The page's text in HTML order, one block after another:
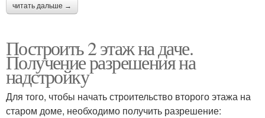
читать дальше →
Построить 2 этаж на даче.
Получение разрешения на
надстройку
Для того, чтобы начать строительство второго этажа на
старом доме, необходимо получить разрешение: